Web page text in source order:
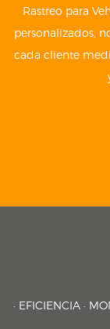
Rastreo para
personalizados,
cada cliente
· EFICIENCIA ·